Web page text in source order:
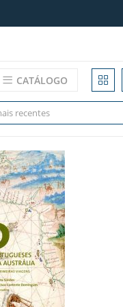
CATÁLOGO
recentes